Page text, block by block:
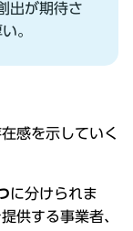
出が期待さ
。
感を⽰していく
に分けられま
供する事業者、